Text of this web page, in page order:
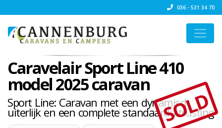
036 - 531 34 70
Caravelair Sport Line 410
model 2025 caravan
Sport Line: Caravan met een dynamisch
uiterlijk en een complete standaarduitrusting
SOLD